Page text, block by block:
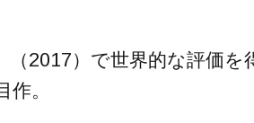
（2017）で世界的な評価を
。